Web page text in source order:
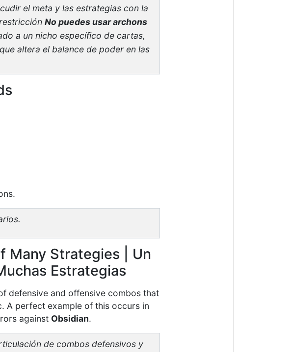
el meta y las estrategias con la
No puedes usar archons
a un nicho específico de cartas,
altera el balance de poder en las
Many Strategies | Un
Estrategias
defensive and offensive combos that
A perfect example of this occurs in
against Obsidian.
de combos defensivos y